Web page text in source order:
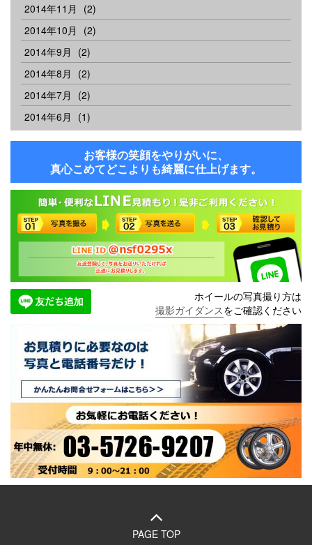
2014年11月
(2)
2014年10月
(2)
2014年9月
(2)
2014年8月
(2)
2014年7月
(2)
2014年6月
(1)
お客様の笑顔をやりがいに、
真心こめてどこよりも綺麗に仕上げます。
ホイールの写真撮り方は
撮影ガイダンスをご確認ください
PAGE TOP